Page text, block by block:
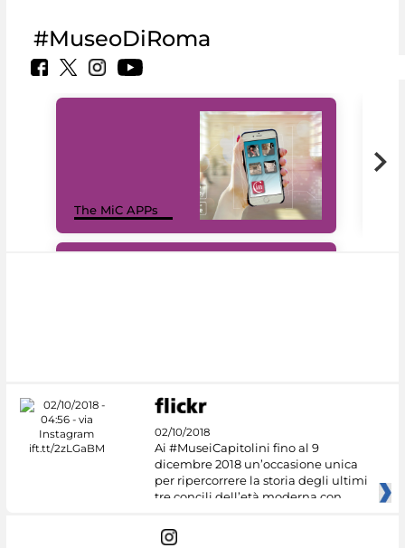
#MuseoDiRoma
The MiC APPs
02/10/2018
Ai #MuseiCapitolini fino al 9
dicembre 2018 un’occasione unica
per ripercorrere la storia degli ultimi
tre concili dell’età moderna con